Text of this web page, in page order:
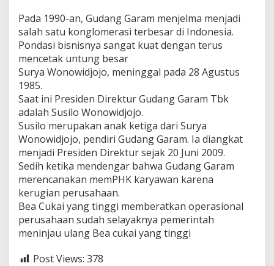
Pada 1990-an, Gudang Garam menjelma menjadi
salah satu konglomerasi terbesar di Indonesia.
Pondasi bisnisnya sangat kuat dengan terus
mencetak untung besar
Surya Wonowidjojo, meninggal pada 28 Agustus
1985.
Saat ini Presiden Direktur Gudang Garam Tbk
adalah Susilo Wonowidjojo.
Susilo merupakan anak ketiga dari Surya
Wonowidjojo, pendiri Gudang Garam. Ia diangkat
menjadi Presiden Direktur sejak 20 Juni 2009.
Sedih ketika mendengar bahwa Gudang Garam
merencanakan memPHK karyawan karena
kerugian perusahaan.
Bea Cukai yang tinggi memberatkan operasional
perusahaan sudah selayaknya pemerintah
meninjau ulang Bea cukai yang tinggi
Post Views: 378